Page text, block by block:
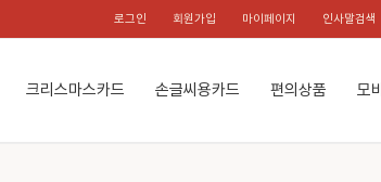
로그인 회원가입 마이페이지 인사말검색
크리스마스카드 손글씨용카드 편의상품 모